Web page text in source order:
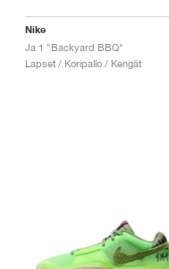
Nike
Ja 1 "Backyard BBQ"
Lapset / Koripallo / Kengät